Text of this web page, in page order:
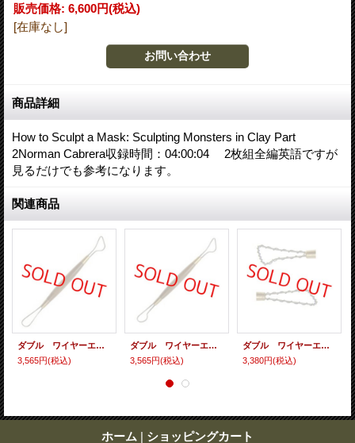
販売価格: 6,600円(税込)
[在庫なし]
商品詳細
How to Sculpt a Mask: Sculpting Monsters in Clay Part
2Norman Cabrera収録時間：04:00:04 2枚組全編英語ですが
見るだけでも参考になります。
関連商品
ダブル ワイヤーエンド ツール ２１１
3,565円(税込)
ダブル ワイヤーエンド ツール ２１０
3,565円(税込)
ダブル ワイヤーエンド ツール ２０７
3,380円(税込)
ホーム | ショッピングカート